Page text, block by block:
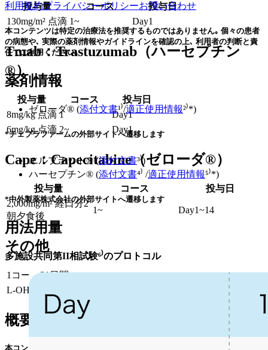
利用規約プライバシーポリシーお問い合わせ
本コンテンツは特定の治療法を推奨するものではありません｡ 個々の患者
の病態や､ 実際の薬剤情報やガイドラインを確認の上､ 利用者の判断と責
任でご利用ください｡
薬剤情報
ゼローダ® (添付文書¹⁾/適正使用情報²⁾*)
*チェプラファームの外部サイトへ遷移します
エルプラット® (添付文書³⁾)
ハーセプチン® (添付文書⁴⁾ /適正使用情報⁵⁾*)
*中外製薬株式会社の外部サイトへ遷移します
用法用量
多施設共同第II相試験⁶⁾のプロトコル
投与量 コース
投与日
130mg/m² 点滴 1~ Day1
Tmab：Trastuzumab（ハーセプチン
®）
投与量 コース
投与日
8mg/kg 点滴 1
Day1
6mg/kg 点滴 2~ Day1
Cape：Capecitabine（ゼローダ®）
投与量 コース
投与日
2,000mg/m² 経口分2
朝夕食後
1~ Day1~14
その他
1コース21日間｡
L-OHP＋ CapeをCAPOXと呼ぶ｡
概要
本コンテンツは特定の治療法を推奨するものではありません｡ 個々の患者